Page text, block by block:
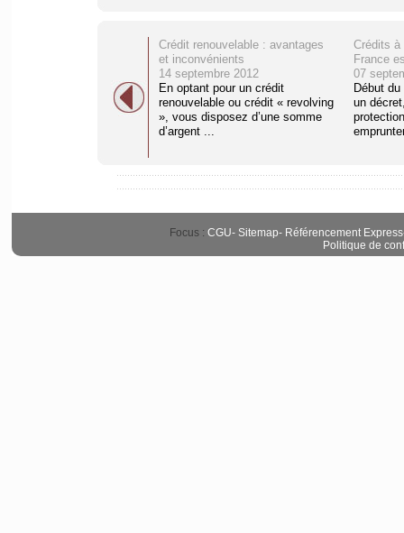
Crédit renouvelable : avantages
et inconvénients
14 septembre 2012
En optant pour un crédit
renouvelable ou crédit « revolving
», vous disposez d’une somme
d’argent ...
Crédits à
France
07
Début
un
Focus : CGU- Sitemap- Référencement Express
Politique de